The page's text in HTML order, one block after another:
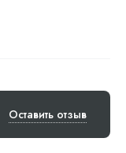
Оставить отзыв